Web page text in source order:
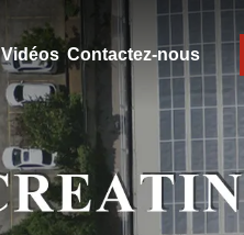
Vidéos Contactez-nous